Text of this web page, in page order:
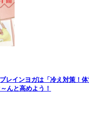
レインヨガは「冷え対策！
んと高めよう！